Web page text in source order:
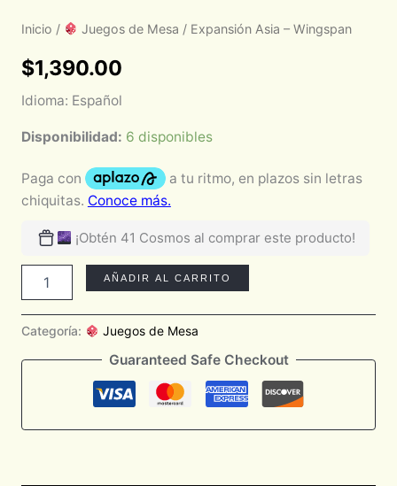
Inicio / Juegos de Mesa / Expansión Asia – Wingspan
$1,390.00
Idioma: Español
Disponibilidad: 6 disponibles
¡Obtén 41 Cosmos al comprar este producto!
AÑADIR AL CARRITO
Categoría: Juegos de Mesa
Guaranteed Safe Checkout